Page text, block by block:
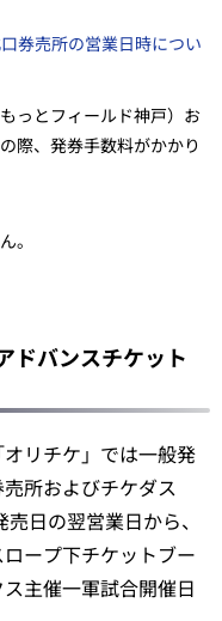
券売所の営業日時につい
っとフィールド神戸）お
際、発券手数料がかかり
。
ドバンスチケット
リチケ」では一般発
所およびチケダス
日の翌営業日から、
ープ下チケットブー
主催一軍試合開催日